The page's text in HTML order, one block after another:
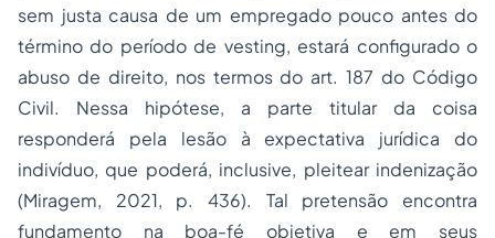
sem justa causa de um empregado pouco antes do
término do período de vesting, estará configurado o
abuso de direito, nos termos do art. 187 do Código
Civil. Nessa hipótese, a parte titular da coisa
responderá pela lesão à expectativa jurídica do
indivíduo, que poderá, inclusive, pleitear indenização
(Miragem, 2021, p. 436). Tal pretensão encontra
fundamento na boa-fé objetiva e em seus